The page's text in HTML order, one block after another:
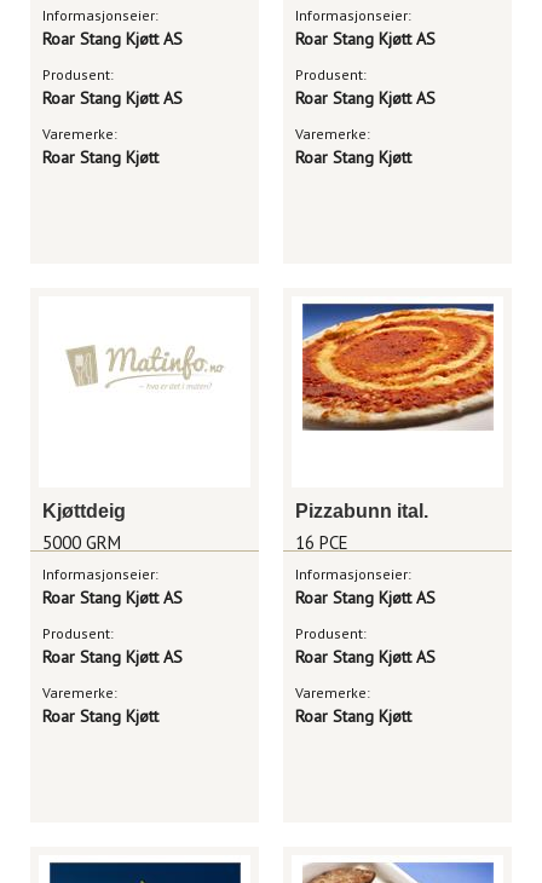
Informasjonseier:
Roar Stang Kjøtt AS
Produsent:
Roar Stang Kjøtt AS
Varemerke:
Roar Stang Kjøtt
Informasjonseier:
Roar Stang Kjøtt AS
Produsent:
Roar Stang Kjøtt AS
Varemerke:
Roar Stang Kjøtt
Kjøttdeig
5000 GRM
Informasjonseier:
Roar Stang Kjøtt AS
Produsent:
Roar Stang Kjøtt AS
Varemerke:
Roar Stang Kjøtt
Pizzabunn ital.
16 PCE
Informasjonseier:
Roar Stang Kjøtt AS
Produsent:
Roar Stang Kjøtt AS
Varemerke:
Roar Stang Kjøtt